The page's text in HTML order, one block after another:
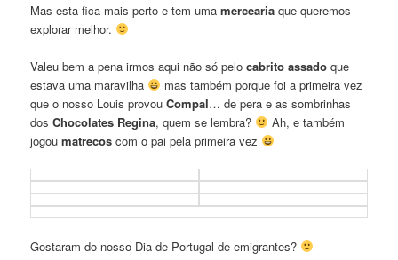
Mas esta fica mais perto e tem umamercearia que queremos
explorar melhor.
Valeu bem a pena irmos aqui não só pelocabrito assado que
estava uma maravilha
mas também porque foi a primeira vez
que o nosso Louis provouCompal… de pera e as sombrinhas
dosChocolates Regina, quem se lembra?
Ah, e também
jogoumatrecos com o pai pela primeira vez
Gostaram do nosso Dia de Portugal de emigrantes?